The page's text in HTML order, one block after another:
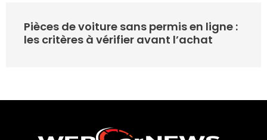
Pièces de voiture sans permis en ligne :
les critères à vérifier avant l’achat